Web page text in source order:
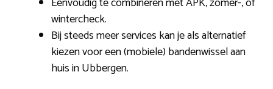
wintercheck.
Bij steeds meer services kan je als alternatief
kiezen voor een (mobiele) bandenwissel aan
huis in Ubbergen.